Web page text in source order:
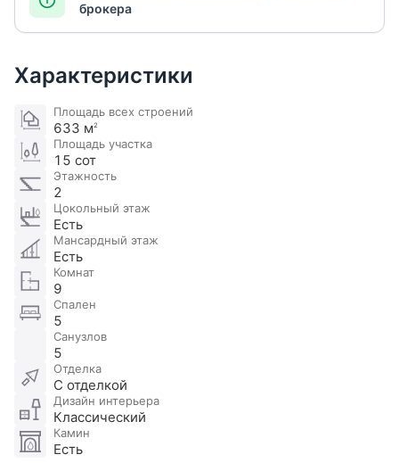
брокера
Характеристики
Площадь всех строений
633 м2
Площадь участка
15 сот
Этажность
2
Цокольный этаж
Есть
Мансардный этаж
Есть
Комнат
9
Спален
5
Санузлов
5
Отделка
С отделкой
Дизайн интерьера
Классический
Камин
Есть